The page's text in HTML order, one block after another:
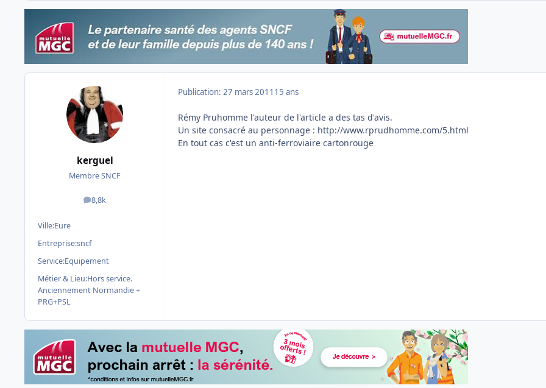
kerguel
Membre SNCF
8,8k
messages
Ville:Eure
Entreprise:sncf
Service:Equipement
Métier & Lieu:Hors service.
Anciennement Normandie +
PRG+PSL
Publication: 27 mars 2011 15 ans
Rémy Pruhomme l'auteur de l'article a des tas d'avis.
Un site consacré au personnage : http://www.rprudhomme.com/5.html
En tout cas c'est un anti-ferroviaire cartonrouge